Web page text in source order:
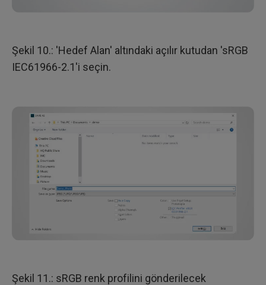
Şekil 10.: 'Hedef Alan' altındaki açılır kutudan 'sRGB
IEC61966-2.1'i seçin.
Şekil 11.: sRGB renk profilini gönderilecek